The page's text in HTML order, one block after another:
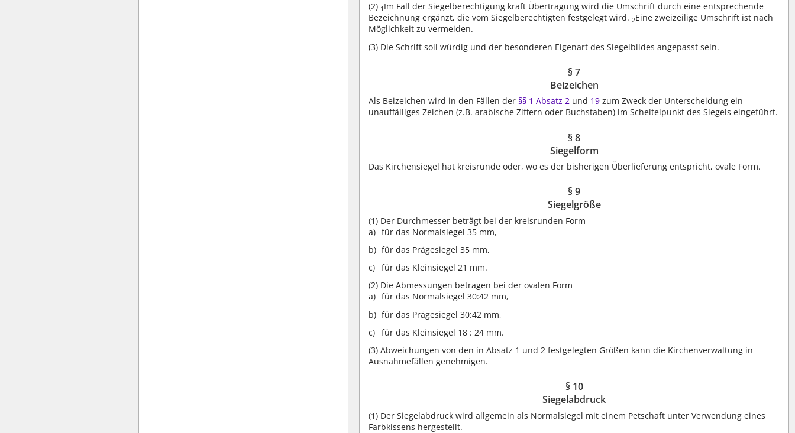
(2) 1 Im Fall der Siegelberechtigung kraft Übertragung wird die Umschrift durch eine entsprechende
Bezeichnung ergänzt, die vom Siegelberechtigten festgelegt wird. 2Eine zweizeilige Umschrift ist nach
Möglichkeit zu vermeiden.
(3) Die Schrift soll würdig und der besonderen Eigenart des Siegelbildes angepasst sein.
§ 7
Beizeichen
Als Beizeichen wird in den Fällen der§§ 1 Absatz 2 und 19 zum Zweck der Unterscheidung ein
unauffälliges Zeichen (z.B. arabische Ziffern oder Buchstaben) im Scheitelpunkt des Siegels eingeführt.
§ 8
Siegelform
Das Kirchensiegel hat kreisrunde oder, wo es der bisherigen Überlieferung entspricht, ovale Form.
§ 9
Siegelgröße
(1) Der Durchmesser beträgt bei der kreisrunden Form
für das Normalsiegel 35 mm,
für das Prägesiegel 35 mm,
für das Kleinsiegel 21 mm.
(2) Die Abmessungen betragen bei der ovalen Form
für das Normalsiegel 30:42 mm,
für das Prägesiegel 30:42 mm,
für das Kleinsiegel 18 : 24 mm.
(3) Abweichungen von den in Absatz 1 und 2 festgelegten Größen kann die Kirchenverwaltung in
Ausnahmefällen genehmigen.
§ 10
Siegelabdruck
(1) Der Siegelabdruck wird allgemein als Normalsiegel mit einem Petschaft unter Verwendung eines
Farbkissens hergestellt.